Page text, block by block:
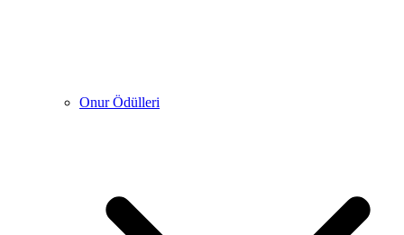
Onur Ödülleri